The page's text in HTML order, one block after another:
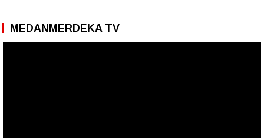
MEDANMERDEKA TV